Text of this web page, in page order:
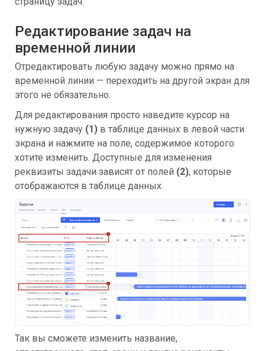
Редактирование задач на
временной линии
Отредактировать любую задачу можно прямо на
временной линии — переходить на другой экран для
этого не обязательно.
Для редактирования просто наведите курсор на
нужную задачу (1) в таблице данных в левой части
экрана и нажмите на поле, содержимое которого
хотите изменить. Доступные для изменения
реквизиты задачи зависят от полей (2), которые
отображаются в таблице данных.
Так вы сможете изменить название,